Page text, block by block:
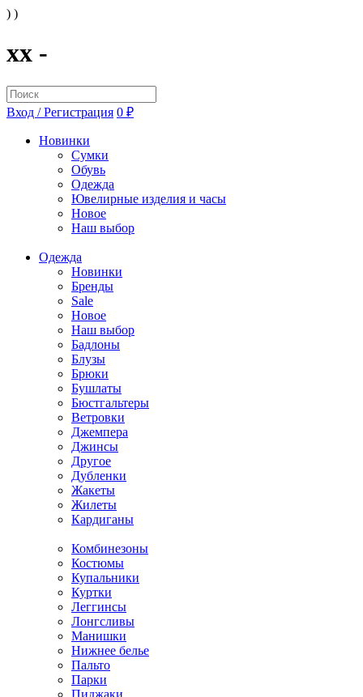
) )
xx -
Вход / Регистрация 0 ₽
Новинки
Сумки
Обувь
Одежда
Ювелирные изделия и часы
Новое
Наш выбор
Одежда
Новинки
Бренды
Sale
Новое
Наш выбор
Бадлоны
Блузы
Брюки
Бушлаты
Бюстгальтеры
Ветровки
Джемпера
Джинсы
Другое
Дубленки
Жакеты
Жилеты
Кардиганы
Комбинезоны
Костюмы
Купальники
Куртки
Леггинсы
Лонгсливы
Манишки
Нижнее белье
Пальто
Парки
Пиджаки